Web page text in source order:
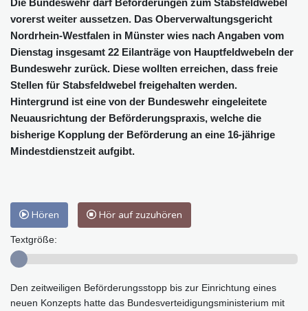
vorerst weiter aussetzen. Das Oberverwaltungsgericht
Nordrhein-Westfalen in Münster wies nach Angaben vom
Dienstag insgesamt 22 Eilanträge von Hauptfeldwebeln der
Bundeswehr zurück. Diese wollten erreichen, dass freie
Stellen für Stabsfeldwebel freigehalten werden.
Hintergrund ist eine von der Bundeswehr eingeleitete
Neuausrichtung der Beförderungspraxis, welche die
bisherige Kopplung der Beförderung an eine 16-jährige
Mindestdienstzeit aufgibt.
Hören Hör auf zuzuhören
Textgröße:
Den zeitweiligen Beförderungsstopp bis zur Einrichtung eines
neuen Konzepts hatte das Bundesverteidigungsministerium mit